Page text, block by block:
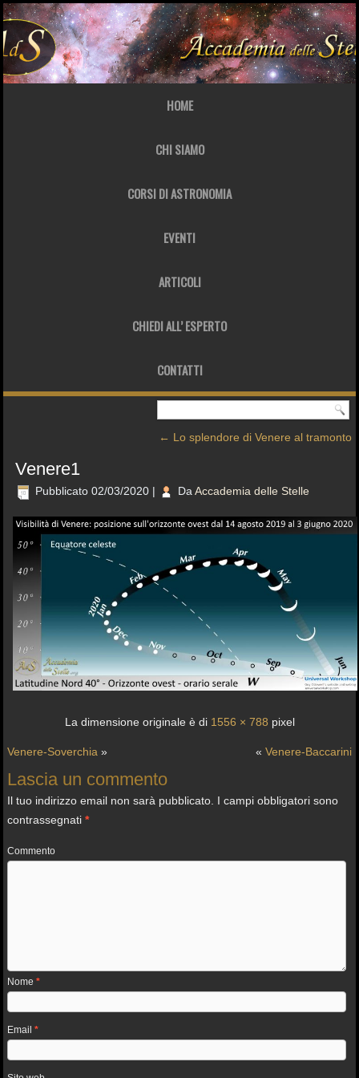
HOME
CHI SIAMO
CORSI DI ASTRONOMIA
EVENTI
ARTICOLI
CHIEDI ALL’ ESPERTO
CONTATTI
← Lo splendore di Venere al tramonto
Venere1
Pubblicato 02/03/2020 | Da Accademia delle Stelle
La dimensione originale è di 1556 × 788 pixel
Venere-Soverchia » « Venere-Baccarini
Lascia un commento
Il tuo indirizzo email non sarà pubblicato. I campi obbligatori sono
contrassegnati*
Commento
Nome*
Email*